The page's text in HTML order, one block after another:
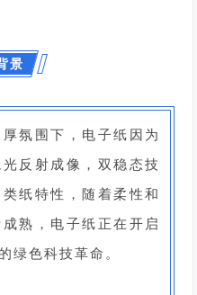
景
氛围下，电子纸因为
反射成像，双稳态技
纸特性，随着柔性和
熟，电子纸正在开启
绿色科技革命。